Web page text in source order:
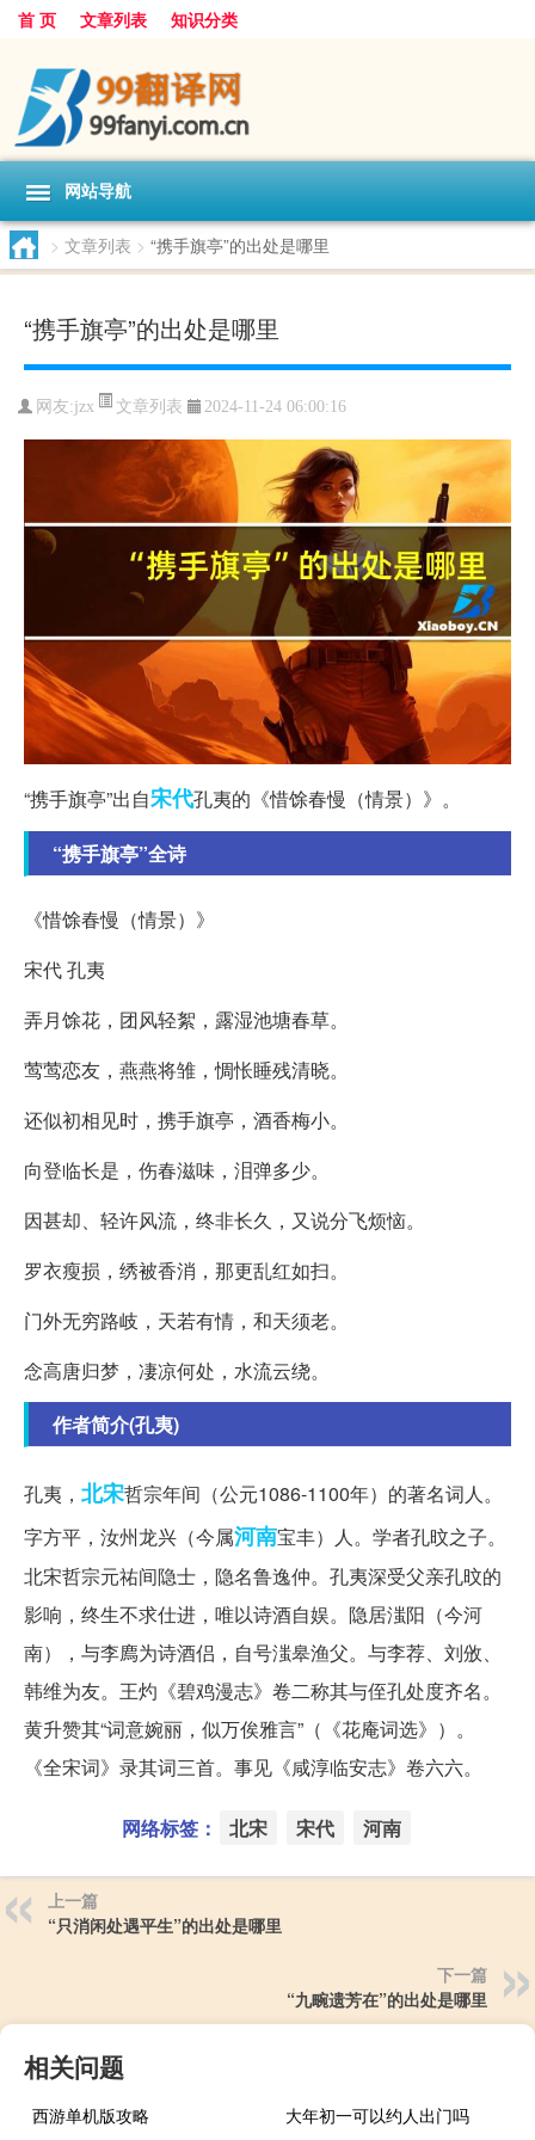
首 页 文章列表 知识分类
网站导航
> 文章列表 > “携手旗亭”的出处是哪里
“携手旗亭”的出处是哪里
网友:jzx 文章列表 2024-11-24 06:00:16
“携手旗亭”出自宋代孔夷的《惜馀春慢（情景）》。
“携手旗亭”全诗
《惜馀春慢（情景）》
宋代 孔夷
弄月馀花，团风轻絮，露湿池塘春草。
莺莺恋友，燕燕将雏，惆怅睡残清晓。
还似初相见时，携手旗亭，酒香梅小。
向登临长是，伤春滋味，泪弹多少。
因甚却、轻许风流，终非长久，又说分飞烦恼。
罗衣瘦损，绣被香消，那更乱红如扫。
门外无穷路岐，天若有情，和天须老。
念高唐归梦，凄凉何处，水流云绕。
作者简介(孔夷)
孔夷， 北宋哲宗年间（公元1086-1100年）的著名词人。
字方平，汝州龙兴（今属河南宝丰）人。学者孔旼之子。
北宋哲宗元祐间隐士，隐名鲁逸仲。孔夷深受父亲孔旼的
影响，终生不求仕进，唯以诗酒自娱。隐居滍阳（今河
南），与李廌为诗酒侣，自号滍皋渔父。与李荐、刘攽、
韩维为友。王灼《碧鸡漫志》卷二称其与侄孔处度齐名。
黄升赞其“词意婉丽，似万俟雅言”（《花庵词选》）。
《全宋词》录其词三首。事见《咸淳临安志》卷六六。
网络标签： 北宋 宋代 河南
上一篇
“只消闲处遇平生”的出处是哪里
下一篇
“九畹遗芳在”的出处是哪里
相关问题
西游单机版攻略 大年初一可以约人出门吗